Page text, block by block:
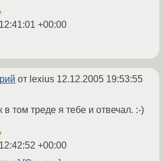
+00:00
от lexius 12.12.2005 19:53:55
в том треде я тебе и отвечал. :-)
+00:00